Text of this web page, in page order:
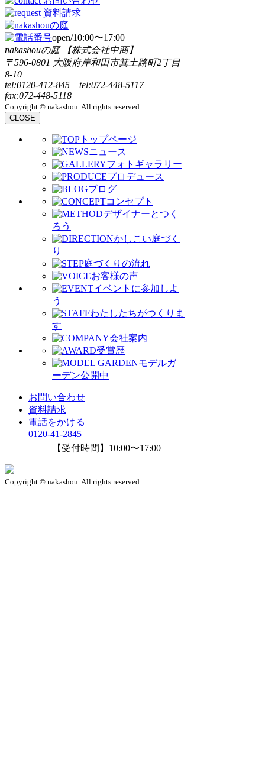
open/10:00〜17:00
nakashouの庭 【株式会社中商】
〒596-0801 大阪府岸和田市箕土路町2丁目
8-10
tel:0120-412-845 tel:072-448-5117
fax:072-448-5118
Copyright © nakashou. All rights reserved.
CLOSE
トップページ
ニュース
フォトギャラリー
プロデュース
ブログ
コンセプト
デザイナーとつく
ろう
かしこい庭づく
り
庭づくりの流れ
お客様の声
イベントに参加しよ
う
わたしたちがつくりま
す
会社案内
受賞歴
モデルガ
ーデン公開中
お問い合わせ
資料請求
電話をかける
0120-41-2845
【受付時間】10:00〜17:00
Copyright © nakashou. All rights reserved.